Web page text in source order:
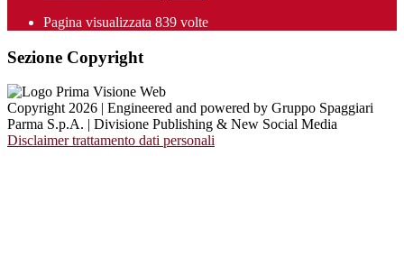
Pagina visualizzata 839 volte
Sezione Copyright
Copyright 2026 | Engineered and powered by Gruppo Spaggiari
Parma S.p.A. | Divisione Publishing & New Social Media
Disclaimer trattamento dati personali